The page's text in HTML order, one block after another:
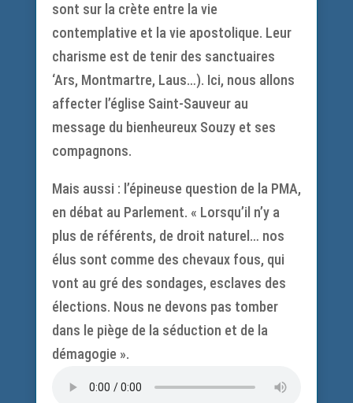
sont sur la crète entre la vie
contemplative et la vie apostolique. Leur
charisme est de tenir des sanctuaires
‘Ars, Montmartre, Laus…). Ici, nous allons
affecter l’église Saint-Sauveur au
message du bienheureux Souzy et ses
compagnons.
Mais aussi : l’épineuse question de la PMA,
en débat au Parlement. « Lorsqu’il n’y a
plus de référents, de droit naturel… nos
élus sont comme des chevaux fous, qui
vont au gré des sondages, esclaves des
élections. Nous ne devons pas tomber
dans le piège de la séduction et de la
démagogie ».